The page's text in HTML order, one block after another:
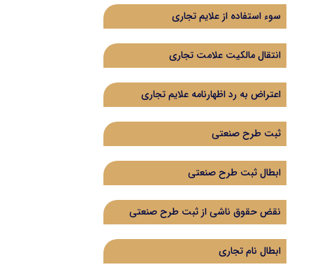
سوء استفاده از علایم تجاری
انتقال مالکیت علامت تجاری
اعتراض به رد اظهارنامه علایم تجاری
ثبت طرح صنعتی
ابطال ثبت طرح صنعتی
نقض حقوق ناشی از ثبت طرح صنعتی
ابطال نام تجاری